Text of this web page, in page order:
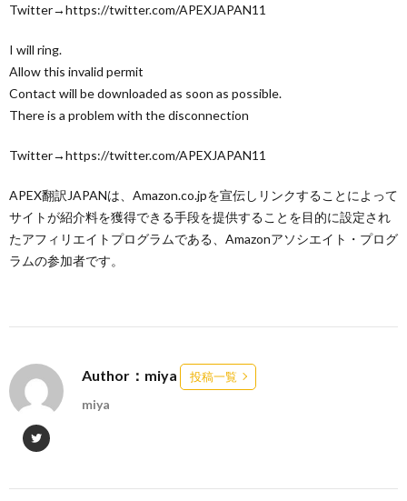
Twitter→https://twitter.com/APEXJAPAN11
I will ring.
Allow this invalid permit
Contact will be downloaded as soon as possible.
There is a problem with the disconnection
Twitter→https://twitter.com/APEXJAPAN11
APEX翻訳JAPANは、Amazon.co.jpを宣伝しリンクすることによって
サイトが紹介料を獲得できる手段を提供することを目的に設定され
たアフィリエイトプログラムである、Amazonアソシエイト・プログ
ラムの参加者です。
Author：miya 投稿一覧
miya